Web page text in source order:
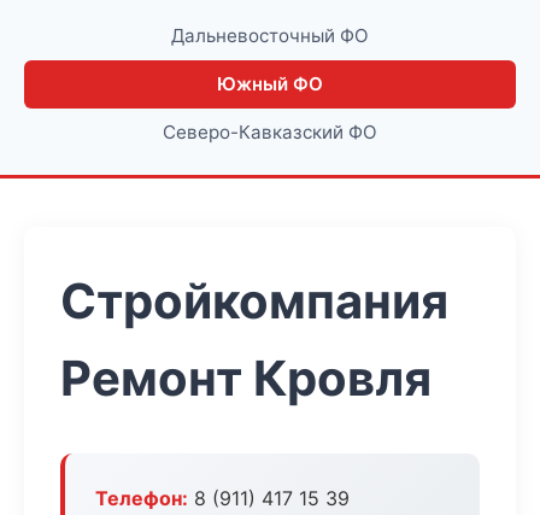
Дальневосточный ФО
Южный ФО
Северо-Кавказский ФО
Стройкомпания
Ремонт Кровля
Телефон: 8 (911) 417 15 39